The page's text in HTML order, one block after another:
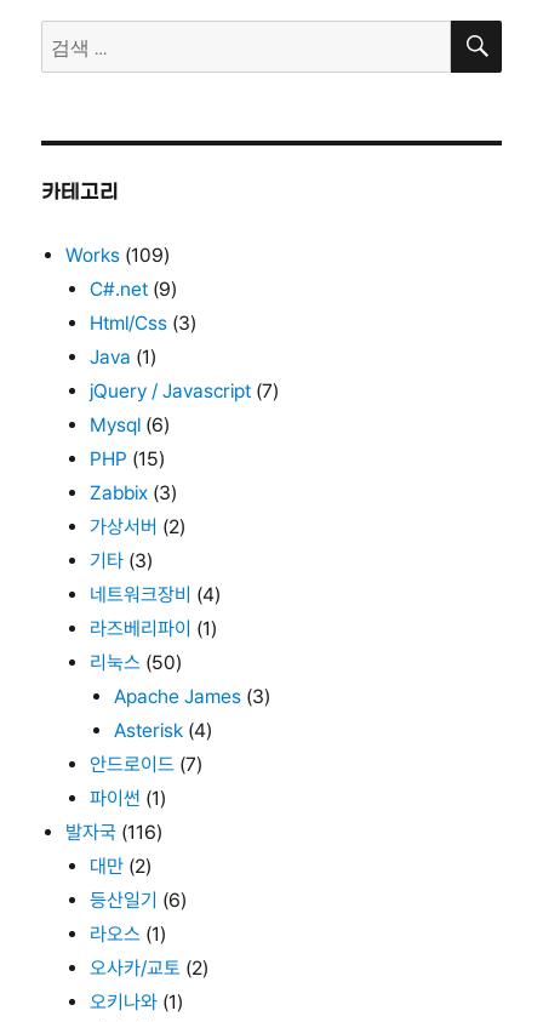
검
색:
검
카테고리
Works (109)
C#.net (9)
Html/Css (3)
Java (1)
jQuery / Javascript (7)
Mysql (6)
PHP (15)
Zabbix (3)
가상서버 (2)
기타 (3)
네트워크장비 (4)
라즈베리파이 (1)
리눅스 (50)
Apache James (3)
Asterisk (4)
안드로이드 (7)
파이썬 (1)
발자국 (116)
대만 (2)
등산일기 (6)
라오스 (1)
오사카/교토 (2)
오키나와 (1)